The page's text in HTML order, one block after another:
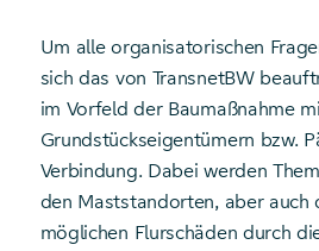
Um alle organisatorischen
sich das von TransnetBW
im Vorfeld der Baumaßnahme
Grundstückseigentümern bzw.
Verbindung. Dabei werden
den Maststandorten, aber auch
möglichen Flurschäden durch